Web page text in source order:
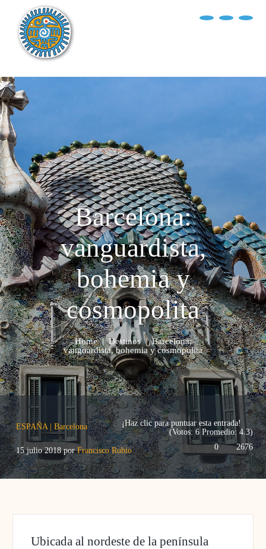
replica rolex air king watches
Barcelona:
vanguardista,
bohemia y
cosmopolita
Home |Destinos |Barcelona:
vanguardista, bohemia y cosmopolita
ESPAÑA|Barcelona
¡Haz clic para puntuar esta entrada!
(Votos: 6Promedio: 4.3)
15 julio 2018porFrancisco Rubio 2676
0
Ubicada al nordeste de la península